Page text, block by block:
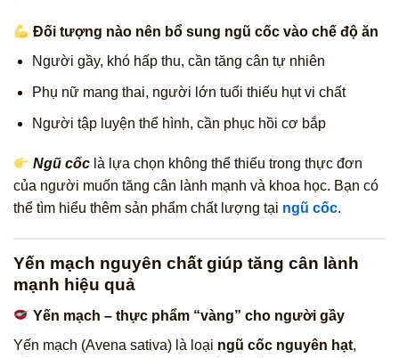
Đối tượng nào nên bổ sung ngũ cốc vào chế độ ăn
Người gầy, khó hấp thu, cần tăng cân tự nhiên
Phụ nữ mang thai, người lớn tuổi thiếu hụt vi chất
Người tập luyện thể hình, cần phục hồi cơ bắp
Ngũ cốc là lựa chọn không thể thiếu trong thực đơn
của người muốn tăng cân lành mạnh và khoa học. Bạn có
thể tìm hiểu thêm sản phẩm chất lượng tại ngũ cốc.
Yến mạch nguyên chất giúp tăng cân lành
mạnh hiệu quả
Yến mạch – thực phẩm “vàng” cho người gầy
Yến mạch (Avena sativa) là loại ngũ cốc nguyên hạt,